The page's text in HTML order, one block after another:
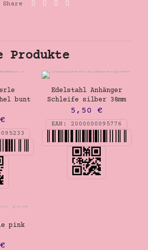
Share
Produkte
bunt
€
Edelstahl Anhänger
Schleife silber 38mm
5,50€
EAN: 2000000095776
pink
€